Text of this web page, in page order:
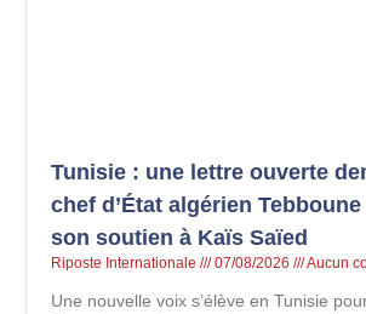
Tunisie : une lettre ouverte
chef d’État algérien
son soutien à Kaïs Saïed
Riposte Internationale 07/08/2026 Aucun
Une nouvelle voix s’élève en Tunisie